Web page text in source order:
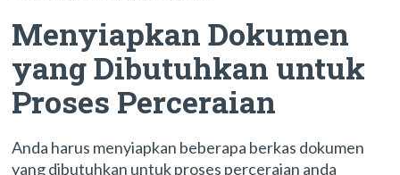
Menyiapkan Dokumen
yang Dibutuhkan untuk
Proses Perceraian
Anda harus menyiapkan beberapa berkas dokumen
yang dibutuhkan untuk proses perceraian anda